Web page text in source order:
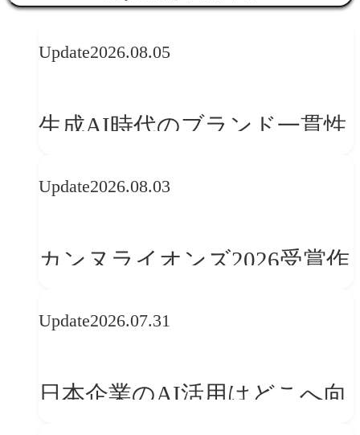
Update2026.08.05
生成AI時代のブランド一貫性
学ぶ「動的ブランディング」
Update2026.08.03
カンヌライオンズ2026受賞作
──「優れたブランド体験」
か
Update2026.07.31
日本企業のAI活用はどこへ向